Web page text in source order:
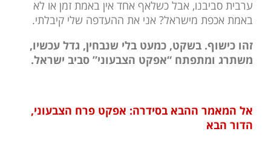
ערבית סביבנו, אבל כשלאף אחד אין באמת זמן או לא
באמת אכפת מישראל? אני את ההעדפה שלי קיבלתי.
זהו כישוף. בשקט, כמעט בלי שנבחין, גדל עכשיו,
משתרג ומתפתח “אפקט הצבעוני” סביב ישראל.
אל המאמר ההבא בסידרה: אפקט פרח הצבעוני,
הדור הבא